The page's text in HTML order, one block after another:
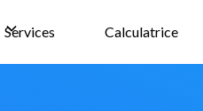
Services Calculatrice